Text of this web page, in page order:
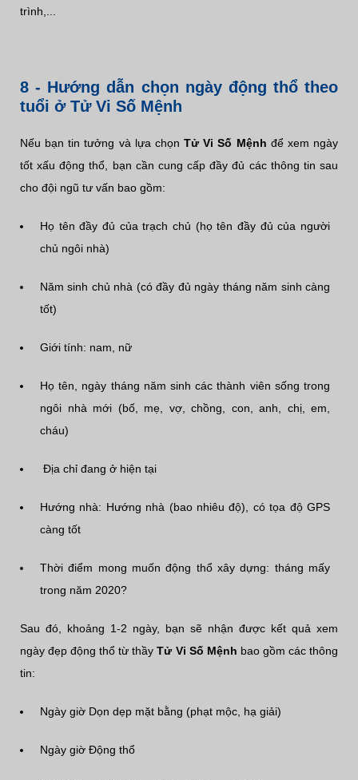
trình,...
8 - Hướng dẫn chọn ngày động thổ theo
tuổi ở Tử Vi Số Mệnh
Nếu bạn tin tưởng và lựa chọnTử Vi Số Mệnh để xem ngày
tốt xấu động thổ, bạn cần cung cấp đầy đủ các thông tin sau
cho đội ngũ tư vấn bao gồm:
Họ tên đầy đủ của trạch chủ (họ tên đầy đủ của người
chủ ngôi nhà)
Năm sinh chủ nhà (có đầy đủ ngày tháng năm sinh càng
tốt)
Giới tính: nam, nữ
Họ tên, ngày tháng năm sinh các thành viên sống trong
ngôi nhà mới (bố, mẹ, vợ, chồng, con, anh, chị, em,
cháu)
Địa chỉ đang ở hiện tại
Hướng nhà: Hướng nhà (bao nhiêu độ), có tọa độ GPS
càng tốt
Thời điểm mong muốn động thổ xây dựng: tháng mấy
trong năm 2020?
Sau đó, khoảng 1-2 ngày, bạn sẽ nhận được kết quả xem
ngày đẹp động thổ từ thầyTử Vi Số Mệnh bao gồm các thông
tin:
Ngày giờ Dọn dẹp mặt bằng (phạt mộc, hạ giải)
Ngày giờ Động thổ